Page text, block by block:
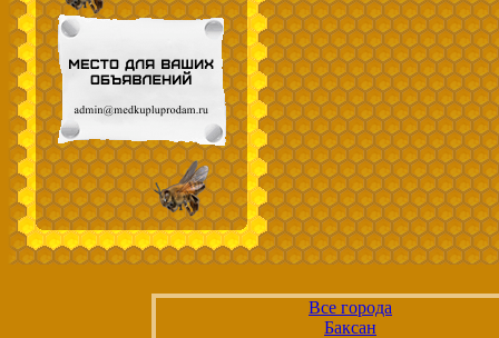
Все города
Баксан